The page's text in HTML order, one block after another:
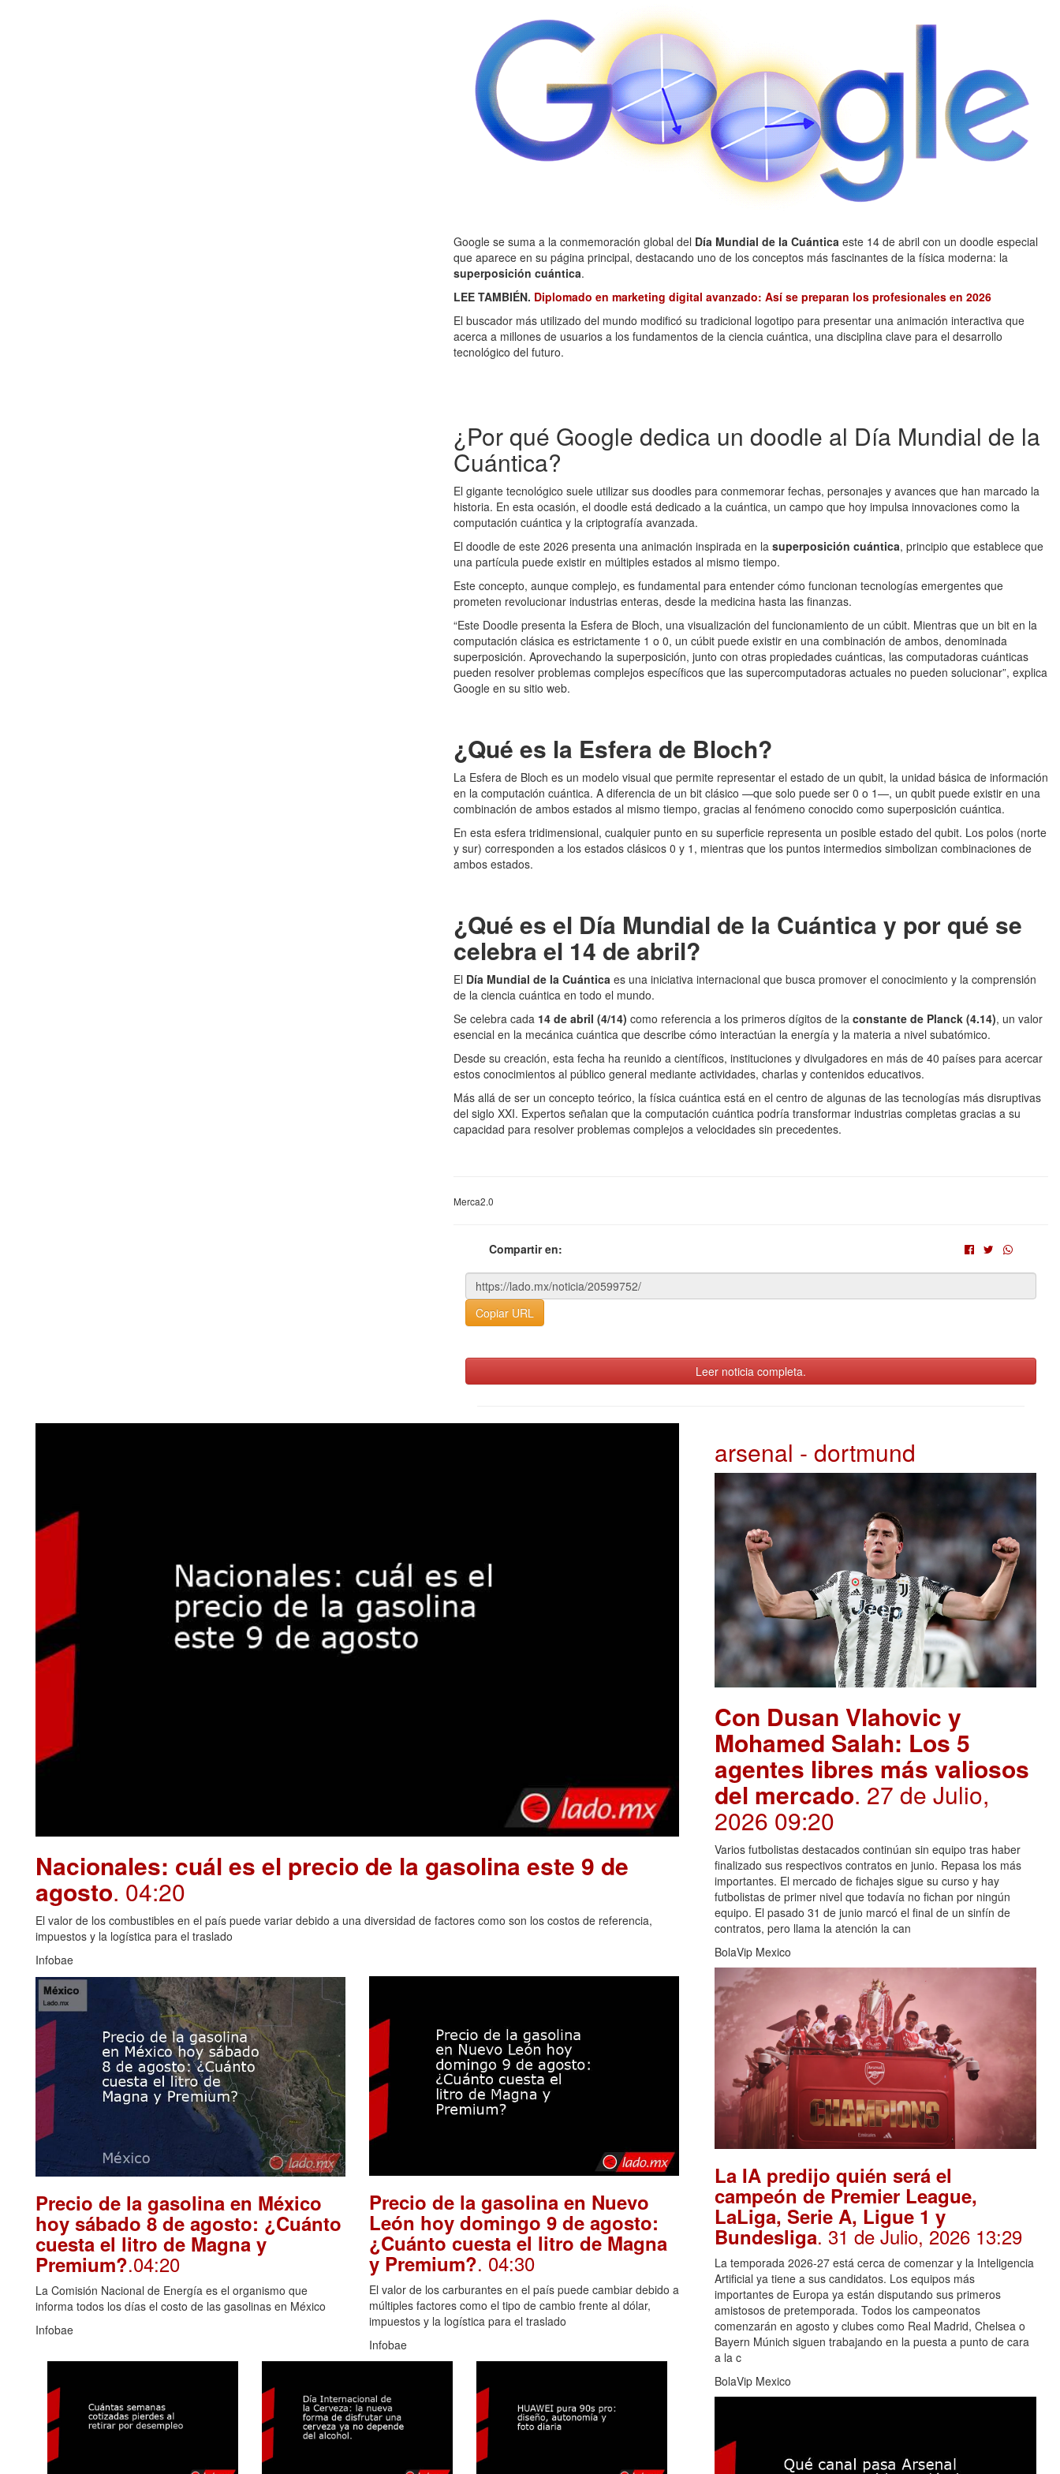
Google se suma a la conmemoración global del Día Mundial de la Cuántica este 14 de abril con un doodle especial
que aparece en su página principal, destacando uno de los conceptos más fascinantes de la física moderna: la
superposición cuántica.
LEE TAMBIÉN. Diplomado en marketing digital avanzado: Así se preparan los profesionales en 2026
El buscador más utilizado del mundo modificó su tradicional logotipo para presentar una animación interactiva que
acerca a millones de usuarios a los fundamentos de la ciencia cuántica, una disciplina clave para el desarrollo
tecnológico del futuro.
¿Por qué Google dedica un doodle al Día Mundial de la
Cuántica?
El gigante tecnológico suele utilizar sus doodles para conmemorar fechas, personajes y avances que han marcado la
historia. En esta ocasión, el doodle está dedicado a la cuántica, un campo que hoy impulsa innovaciones como la
computación cuántica y la criptografía avanzada.
El doodle de este 2026 presenta una animación inspirada en la superposición cuántica, principio que establece que
una partícula puede existir en múltiples estados al mismo tiempo.
Este concepto, aunque complejo, es fundamental para entender cómo funcionan tecnologías emergentes que
prometen revolucionar industrias enteras, desde la medicina hasta las finanzas.
“Este Doodle presenta la Esfera de Bloch, una visualización del funcionamiento de un cúbit. Mientras que un bit en la
computación clásica es estrictamente 1 o 0, un cúbit puede existir en una combinación de ambos, denominada
superposición. Aprovechando la superposición, junto con otras propiedades cuánticas, las computadoras cuánticas
pueden resolver problemas complejos específicos que las supercomputadoras actuales no pueden solucionar”, explica
Google en su sitio web.
¿Qué es la Esfera de Bloch?
La Esfera de Bloch es un modelo visual que permite representar el estado de un qubit, la unidad básica de información
en la computación cuántica. A diferencia de un bit clásico —que solo puede ser 0 o 1—, un qubit puede existir en una
combinación de ambos estados al mismo tiempo, gracias al fenómeno conocido como superposición cuántica.
En esta esfera tridimensional, cualquier punto en su superficie representa un posible estado del qubit. Los polos (norte
y sur) corresponden a los estados clásicos 0 y 1, mientras que los puntos intermedios simbolizan combinaciones de
ambos estados.
¿Qué es el Día Mundial de la Cuántica y por qué se
celebra el 14 de abril?
El Día Mundial de la Cuántica es una iniciativa internacional que busca promover el conocimiento y la comprensión
de la ciencia cuántica en todo el mundo.
Se celebra cada 14 de abril (4/14) como referencia a los primeros dígitos de la constante de Planck (4.14), un valor
esencial en la mecánica cuántica que describe cómo interactúan la energía y la materia a nivel subatómico.
Desde su creación, esta fecha ha reunido a científicos, instituciones y divulgadores en más de 40 países para acercar
estos conocimientos al público general mediante actividades, charlas y contenidos educativos.
Más allá de ser un concepto teórico, la física cuántica está en el centro de algunas de las tecnologías más disruptivas
del siglo XXI. Expertos señalan que la computación cuántica podría transformar industrias completas gracias a su
capacidad para resolver problemas complejos a velocidades sin precedentes.
Merca2.0
Compartir en:
Copiar URL
Leer noticia completa.
Nacionales: cuál es el precio de la gasolina este 9 de
agosto. 04:20
El valor de los combustibles en el país puede variar debido a una diversidad de factores como son los costos de referencia,
impuestos y la logística para el traslado
Infobae
Precio de la gasolina en México
hoy sábado 8 de agosto: ¿Cuánto
cuesta el litro de Magna y
Premium?.04:20
La Comisión Nacional de Energía es el organismo que
informa todos los días el costo de las gasolinas en México
Infobae
Precio de la gasolina en Nuevo
León hoy domingo 9 de agosto:
¿Cuánto cuesta el litro de Magna
y Premium?. 04:30
El valor de los carburantes en el país puede cambiar debido a
múltiples factores como el tipo de cambio frente al dólar,
impuestos y la logística para el traslado
Infobae
arsenal - dortmund
Con Dusan Vlahovic y
Mohamed Salah: Los 5
agentes libres más valiosos
del mercado. 27 de Julio,
2026 09:20
Varios futbolistas destacados continúan sin equipo tras haber
finalizado sus respectivos contratos en junio. Repasa los más
importantes. El mercado de fichajes sigue su curso y hay
futbolistas de primer nivel que todavía no fichan por ningún
equipo. El pasado 31 de junio marcó el final de un sinfín de
contratos, pero llama la atención la can
BolaVip Mexico
La IA predijo quién será el
campeón de Premier League,
LaLiga, Serie A, Ligue 1 y
Bundesliga. 31 de Julio, 2026 13:29
La temporada 2026-27 está cerca de comenzar y la Inteligencia
Artificial ya tiene a sus candidatos. Los equipos más
importantes de Europa ya están disputando sus primeros
amistosos de pretemporada. Todos los campeonatos
comenzarán en agosto y clubes como Real Madrid, Chelsea o
Bayern Múnich siguen trabajando en la puesta a punto de cara
a la c
BolaVip Mexico